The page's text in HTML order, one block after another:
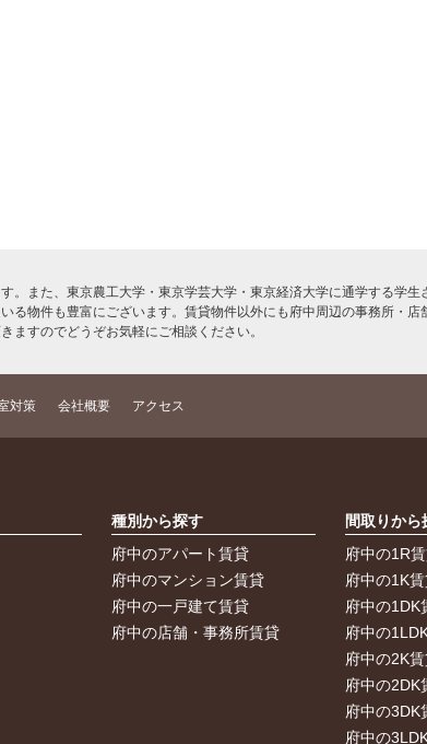
。また、東京農工大学・東京学芸大学・東京経済大学に通学する学
る物件も豊富にございます。賃貸物件以外にも府中周辺の事務所・
ますのでどうぞお気軽にご相談ください。
対策 会社概要 アクセス
種別から探す
府中のアパート賃貸
府中のマンション賃貸
府中の一戸建て賃貸
府中の店舗・事務所賃貸
間取りから
府中の1R
府中の1K
府中の1DK
府中の
府中の2K
府中の2DK
府中の3DK
府中の